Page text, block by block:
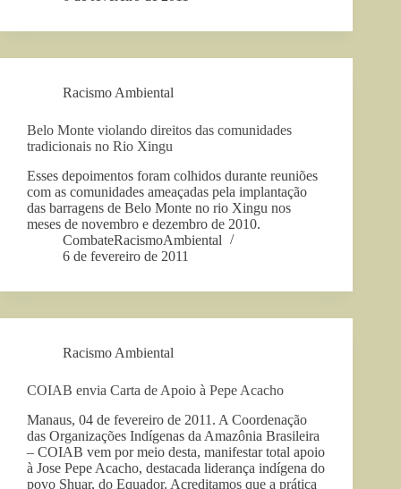
Racismo Ambiental
Belo Monte violando direitos das comunidades
tradicionais no Rio Xingu
Esses depoimentos foram colhidos durante reuniões
com as comunidades ameaçadas pela implantação
das barragens de Belo Monte no rio Xingu nos
meses de novembro e dezembro de 2010.
CombateRacismoAmbiental
6 de fevereiro de 2011
Racismo Ambiental
COIAB envia Carta de Apoio à Pepe Acacho
Manaus, 04 de fevereiro de 2011. A Coordenação
das Organizações Indígenas da Amazônia Brasileira
– COIAB vem por meio desta, manifestar total apoio
à Jose Pepe Acacho, destacada liderança indígena do
povo Shuar, do Equador. Acreditamos que a prática